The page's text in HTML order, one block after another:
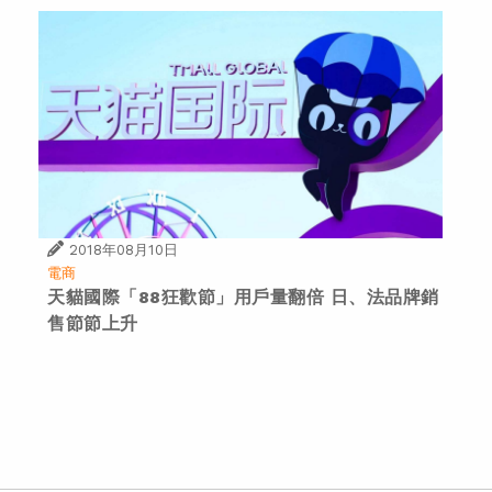
2018年08月10日
電商
天貓國際「88狂歡節」用戶量翻倍 日、法品牌銷
售節節上升